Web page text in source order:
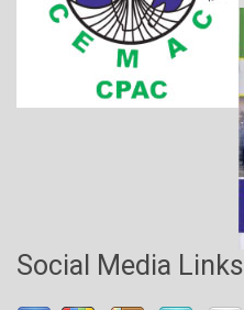
Social Media Links